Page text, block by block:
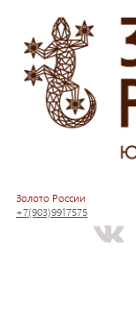
Золото России
+7(903)9917575